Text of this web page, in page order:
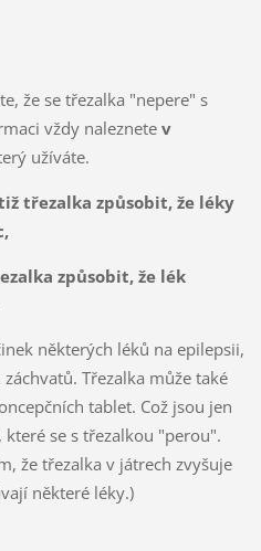
že se třezalka "nepere" s
vždy naleznetev
užíváte.
třezalka způsobit, že léky
způsobit, že lék
některých léků na epilepsii,
Třezalka může také
tablet. Což jsou jen
se s třezalkou "perou".
že třezalka v játrech zvyšuje
některé léky.)